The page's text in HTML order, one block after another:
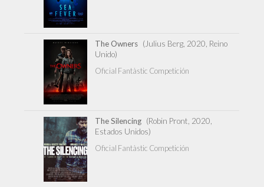
The Owners (Julius Berg, 2020, Reino
Unido)
Oficial Fantàstic Competición
The Silencing (Robin Pront, 2020,
Estados Unidos)
Oficial Fantàstic Competición